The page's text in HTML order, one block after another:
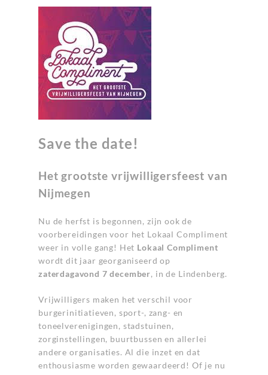
Save the date!
Het grootste vrijwilligersfeest van
Nijmegen
Nu de herfst is begonnen, zijn ook de
voorbereidingen voor het Lokaal Compliment
weer in volle gang! Het Lokaal Compliment
wordt dit jaar georganiseerd op
zaterdagavond 7 december, in de Lindenberg.
Vrijwilligers maken het verschil voor
burgerinitiatieven, sport-, zang- en
toneelverenigingen, stadstuinen,
zorginstellingen, buurtbussen en allerlei
andere organisaties. Al die inzet en dat
enthousiasme worden gewaardeerd! Of je nu